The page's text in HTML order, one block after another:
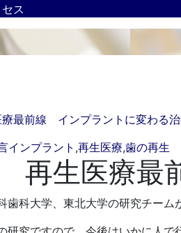
ス
最前線 インプラントに変わる治
インプラント ,再生医療,歯の再生
年
3
月
23
日
き
そ
歯
科
再生医療最
歯科大学、東北大学の研究チー